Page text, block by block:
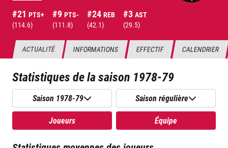
#21 PTS+
(114.6)
#9 PTS-
(111.8)
#24 REB
(42.1)
#3 AST
(29.5)
ACTUALITÉ INFORMATIONS EFFECTIF CALENDRIER
Statistiques de la saison 1978-79
Saison 1978-79 Saison régulière
Joueurs Équipe